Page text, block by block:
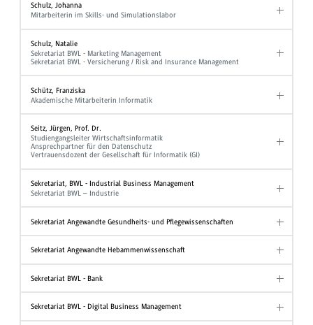
Schulz, Johanna
Mitarbeiterin im Skills- und Simulationslabor
Schulz, Natalie
Sekretariat BWL - Marketing Management
Sekretariat BWL - Versicherung / Risk and Insurance Management
Schütz, Franziska
Akademische Mitarbeiterin Informatik
Seitz, Jürgen, Prof. Dr.
Studiengangsleiter Wirtschaftsinformatik
Ansprechpartner für den Datenschutz
Vertrauensdozent der Gesellschaft für Informatik (GI)
Sekretariat, BWL - Industrial Business Management
Sekretariat BWL – Industrie
Sekretariat Angewandte Gesundheits- und Pflegewissenschaften
Sekretariat Angewandte Hebammenwissenschaft
Sekretariat BWL - Bank
Sekretariat BWL - Digital Business Management